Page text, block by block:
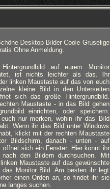
Desktop Bilder Coole Gruselige
Ohne Anmeldung.
auf eurem Monitor
ist nichts leichter als das. Ihr
linken Maustaste auf das von euch
kleine Bild in den Unterseiten
sich das große Hintergrundbild.
Maustaste - in das Bild gehen
einrichten, oder speichern.
nur merken, wohin ihr das Bild
Wenn ihr das Bild unter Windows
klickt mit der rechten Maustaste
Bildschirm, danach - unten - auf
öffnet sich ein Fenster. Hier könnt ihr
den Bildern durchsuchen. Mit
Maustaste auf das gewünschte
das Monitor Bild. Am besten ihr legt
einen Orden an, so findet ihr sie
langes suchen.